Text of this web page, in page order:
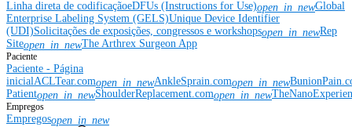
Linha direta de codificaçãoeDFUs (Instructions for Use)open_in_newGlobal
Enterprise Labeling System (GELS)Unique Device Identifier
(UDI)Solicitações de exposições, congressos e workshopsopen_in_newRep
Siteopen_in_newThe Arthrex Surgeon App
Paciente
Paciente - Página
inicial ACLTear.comopen_in_newAnkleSprain.comopen_in_new
Patientopen_in_newShoulderReplacement.comopen_in_new
Empregos
Empregosopen_in_new